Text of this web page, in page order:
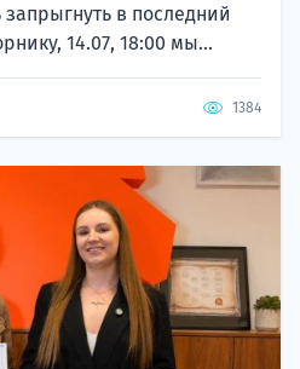
в последний
14.07, 18:00 мы...
1384